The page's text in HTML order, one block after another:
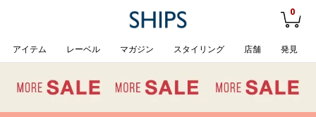
0
アイテム レーベル マガジン スタイリング 店舗 発見